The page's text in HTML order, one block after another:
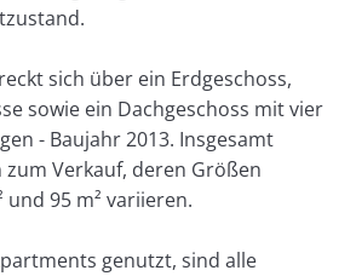
sich über ein Erdgeschoss,
sowie ein Dachgeschoss mit vier
- Baujahr 2013. Insgesamt
Verkauf, deren Größen
und 95 m² variieren.
genutzt, sind alle